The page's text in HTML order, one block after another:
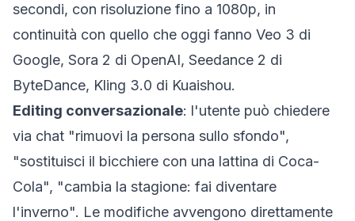
secondi, con risoluzione fino a 1080p, in
continuità con quello che oggi fanno Veo 3 di
Google, Sora 2 di OpenAI, Seedance 2 di
ByteDance, Kling 3.0 di Kuaishou.
Editing conversazionale: l'utente può chiedere
via chat "rimuovi la persona sullo sfondo",
"sostituisci il bicchiere con una lattina di Coca-
Cola", "cambia la stagione: fai diventare
l'inverno". Le modifiche avvengono direttamente